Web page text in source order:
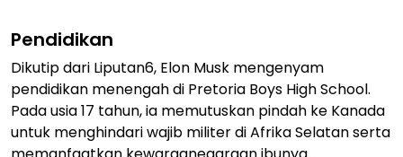
Pendidikan
Dikutip dari Liputan6, Elon Musk mengenyam
pendidikan menengah di Pretoria Boys High School.
Pada usia 17 tahun, ia memutuskan pindah ke Kanada
untuk menghindari wajib militer di Afrika Selatan serta